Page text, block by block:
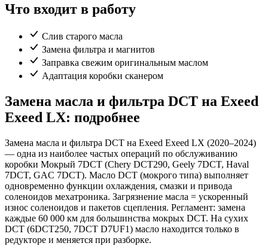
Что входит в работу
Слив старого масла
Замена фильтра и магнитов
Заправка свежим оригинальным маслом
Адаптация коробки сканером
Замена масла и фильтра DCT на Exeed
Exeed LX: подробнее
Замена масла и фильтра DCT на Exeed Exeed LX (2020–2024)
— одна из наиболее частых операций по обслуживанию
коробки Мокрый 7DCT (Chery DCT290, Geely 7DCT, Haval
7DCT, GAC 7DCT). Масло DCT (мокрого типа) выполняет
одновременно функции охлаждения, смазки и привода
соленоидов мехатроника. Загрязнение масла = ускоренный
износ соленоидов и пакетов сцепления. Регламент: замена
каждые 60 000 км для большинства мокрых DCT. На сухих
DCT (6DCT250, 7DCT D7UF1) масло находится только в
редукторе и меняется при разборке.